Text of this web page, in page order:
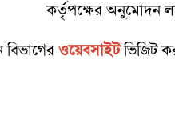
কর্তৃপক্ষের অনুমোদন
বিভাগেরওয়েবসাইটভিজিট